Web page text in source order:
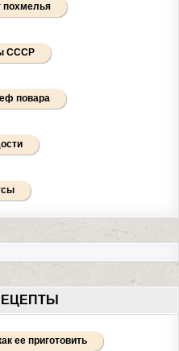
похмелья
СССР
повара
ее приготовить